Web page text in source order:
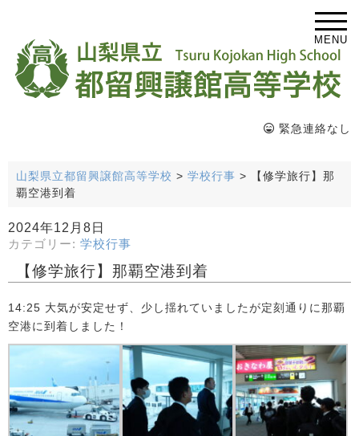
MENU
緊急連絡なし
山梨県立都留興譲館高等学校 > 学校行事 >
【修学旅行】那
覇空港到着
2024年12月8日
カテゴリー: 学校行事
【修学旅行】那覇空港到着
14:25 大気が安定せず、少し揺れていましたが定刻通りに那覇
空港に到着しました！